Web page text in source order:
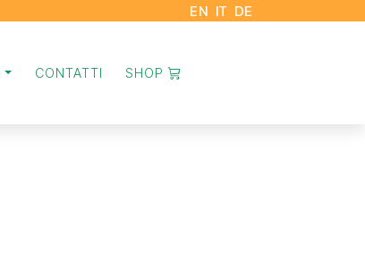
EN IT DE
CONTATTI SHOP